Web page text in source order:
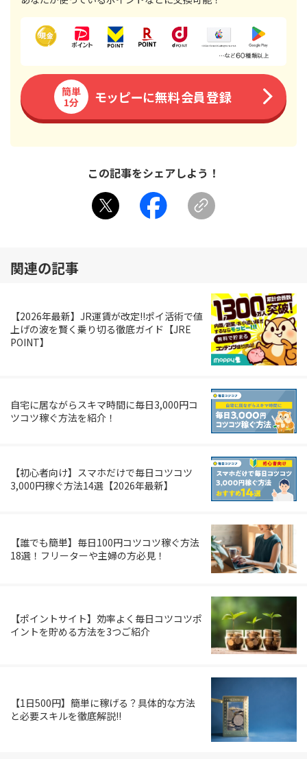
簡単
1分
モッピーに無料会員登録
この記事をシェアしよう！
関連の記事
【2026年最新】JR運賃が改定!!ポイ活術で値
上げの波を賢く乗り切る徹底ガイド【JRE
POINT】
自宅に居ながらスキマ時間に毎日3,000円コ
ツコツ稼ぐ方法を紹介！
【初心者向け】スマホだけで毎日コツコツ
3,000円稼ぐ方法14選【2026年最新】
【誰でも簡単】毎日100円コツコツ稼ぐ方法
18選！フリーターや主婦の方必見！
【ポイントサイト】効率よく毎日コツコツポ
イントを貯める方法を3つご紹介
【1日500円】簡単に稼げる？具体的な方法
と必要スキルを徹底解説!!